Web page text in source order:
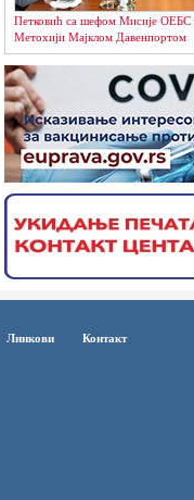
Петковић са шефом Мисије ОЕБС
Метохији Мајклом Давенпортом
Линкови Контакт